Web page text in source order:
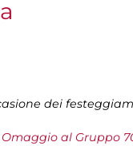
dei
al Gruppo